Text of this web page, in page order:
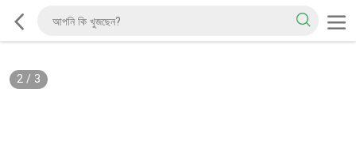
2/ 3